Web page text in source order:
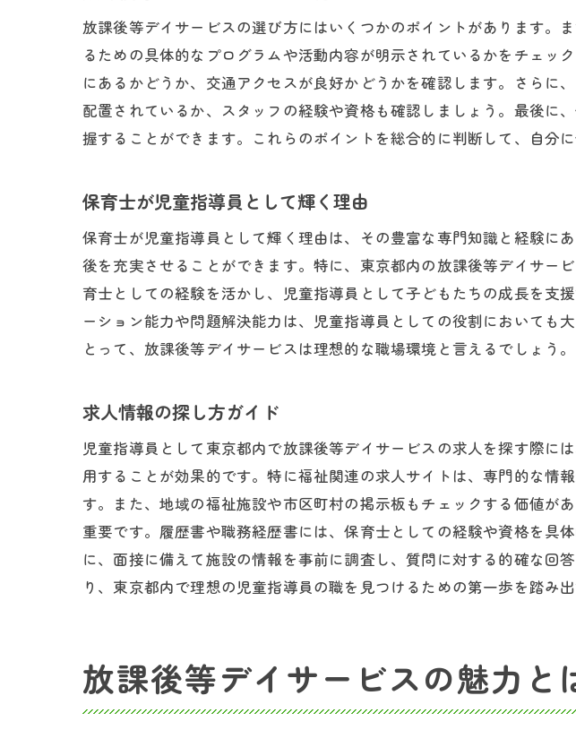
成長を見守る喜び
保護者との連携方法
放課後等デイサービスの
子どもたちとの信頼関係の
コミュニケーション能力
児童心理学の知識
保育士の経験を活かすス
日常業務での工夫
東京都の放課後等デイサービ
待遇と福利厚生の魅力
職場の雰囲気と人間関係
東京都内ならではの特色
成長とやりがいを感じる仕
職場でのサポート体制
保育士の新しいキャリア東京
求められる人物像
放課後等デイサービスの選び方にはいくつかのポイントがあります。
るための具体的なプログラムや活動内容が明示されているかをチェ
にあるかどうか、交通アクセスが良好かどうかを確認します。さらに
配置されているか、スタッフの経験や資格も確認しましょう。最後に
握することができます。これらのポイントを総合的に判断して、自分
保育士が児童指導員として輝く理由
保育士が児童指導員として輝く理由は、その豊富な専門知識と経験に
後を充実させることができます。特に、東京都内の放課後等デイサー
育士としての経験を活かし、児童指導員として子どもたちの成長を支
ーション能力や問題解決能力は、児童指導員としての役割においても
とって、放課後等デイサービスは理想的な職場環境と言えるでしょう。
求人情報の探し方ガイド
児童指導員として東京都内で放課後等デイサービスの求人を探す際に
用することが効果的です。特に福祉関連の求人サイトは、専門的な情
す。また、地域の福祉施設や市区町村の掲示板もチェックする価値が
重要です。履歴書や職務経歴書には、保育士としての経験や資格を具
に、面接に備えて施設の情報を事前に調査し、質問に対する的確な回
り、東京都内で理想の児童指導員の職を見つけるための第一歩を踏み
放課後等デイサービスの魅力